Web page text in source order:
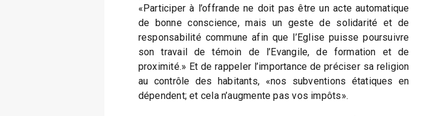
«Participer à l’offrande ne doit pas être un acte automatique
de bonne conscience, mais un geste de solidarité et de
responsabilité commune afin que l’Eglise puisse poursuivre
son travail de témoin de l’Evangile, de formation et de
proximité.» Et de rappeler l’importance de préciser sa religion
au contrôle des habitants, «nos subventions étatiques en
dépendent; et cela n’augmente pas vos impôts».